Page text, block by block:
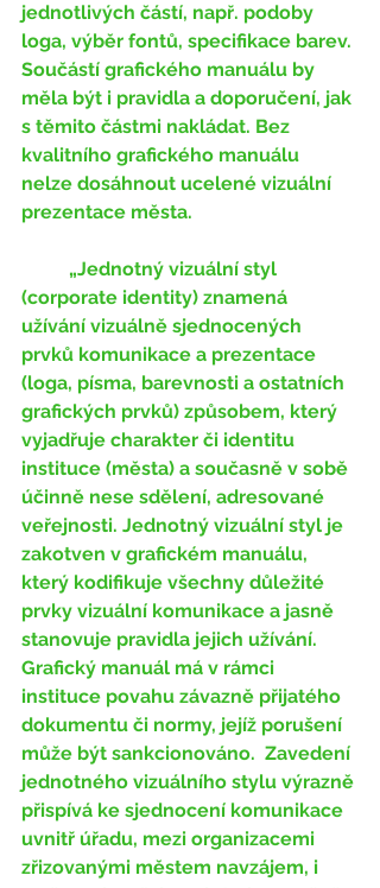
jednotlivých částí, např. podoby
loga, výběr fontů, specifikace barev.
Součástí grafického manuálu by
měla být i pravidla a doporučení, jak
s těmito částmi nakládat. Bez
kvalitního grafického manuálu
nelze dosáhnout ucelené vizuální
prezentace města.
	„J
ednotný vizuální styl
(corporate identity) znamená
užívání vizuálně sjednocených
prvků komunikace a prezentace
(loga, písma, barevnosti a ostatních
grafických prvků) způsobem, který
vyjadřuje charakter či identitu
instituce (města) a současně v sobě
účinně nese sdělení, adresované
veřejnosti. Jednotný vizuální styl je
zakotven v grafickém manuálu,
který kodifikuje všechny důležité
prvky vizuální komunikace a jasně
stanovuje pravidla jejich užívání.
Grafický manuál má v rámci
instituce povahu závazně přijatého
dokumentu či normy, jejíž porušení
může být sankcionováno.  Zavedení
jednotného vizuálního stylu výrazně
přispívá ke sjednocení komunikace
uvnitř úřadu, mezi organizacemi
zřizovanými městem navzájem, i